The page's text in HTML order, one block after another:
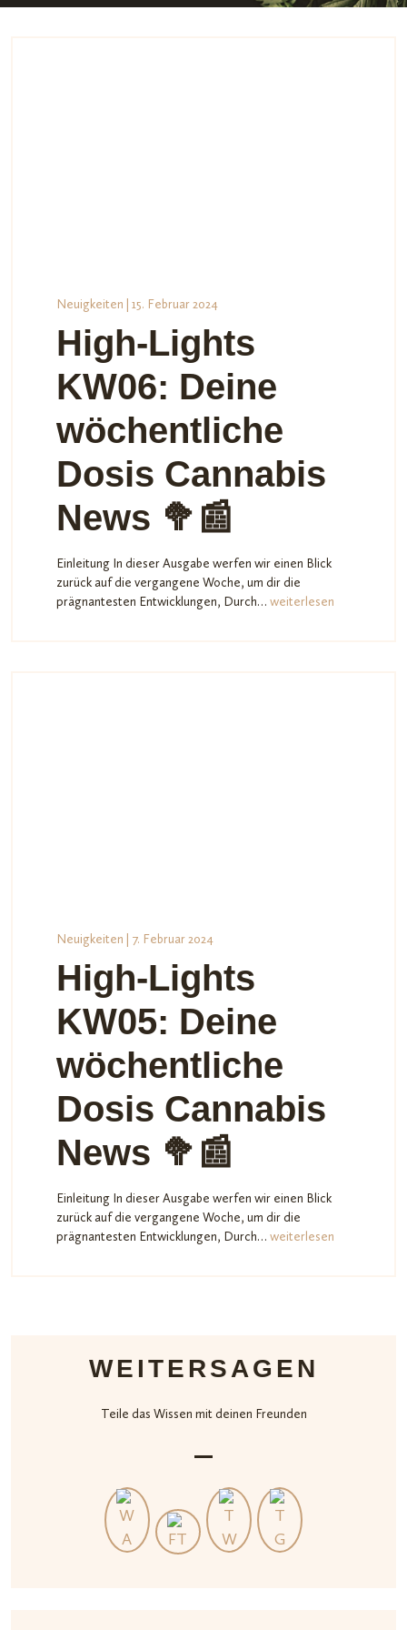
Neuigkeiten | 15. Februar 2024
High-Lights
KW06: Deine
wöchentliche
Dosis Cannabis
News 🥦📰
Einleitung In dieser Ausgabe werfen wir einen Blick
zurück auf die vergangene Woche, um dir die
prägnantesten Entwicklungen, Durch… weiterlesen
Neuigkeiten | 7. Februar 2024
High-Lights
KW05: Deine
wöchentliche
Dosis Cannabis
News 🥦📰
Einleitung In dieser Ausgabe werfen wir einen Blick
zurück auf die vergangene Woche, um dir die
prägnantesten Entwicklungen, Durch… weiterlesen
WEITERSAGEN
Teile das Wissen mit deinen Freunden